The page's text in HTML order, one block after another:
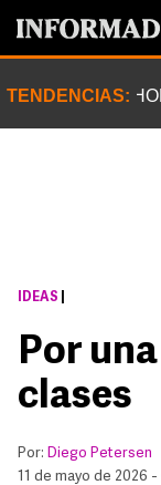
TENDENCIAS:
IDEAS
Por
clases
Por: Diego Petersen
11 de mayo de 2026 -